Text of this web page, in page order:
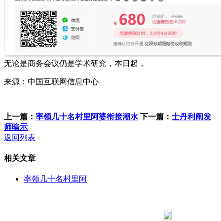
无论是商务会议仍是学术研究，本日起，
来源：中国互联网信息中心
上一篇： 率领几十名村里阿婆衔接潮水 下一篇： 士丹利阐发
师暗示
返回列表
相关文章
率领几十名村里阿